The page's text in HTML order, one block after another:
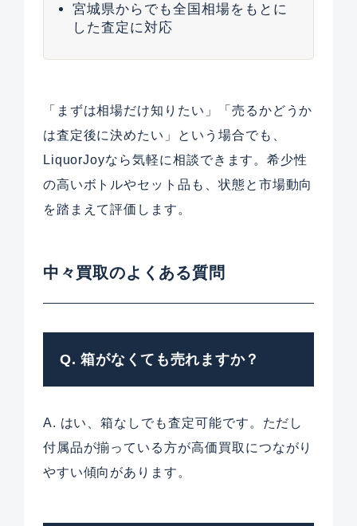
宮城県からでも全国相場をもとに
した査定に対応
「まずは相場だけ知りたい」「売るかどうか
は査定後に決めたい」という場合でも、
LiquorJoyなら気軽に相談できます。希少性
の高いボトルやセット品も、状態と市場動向
を踏まえて評価します。
中々買取のよくある質問
Q. 箱がなくても売れますか？
A. はい、箱なしでも査定可能です。ただし
付属品が揃っている方が高価買取につながり
やすい傾向があります。